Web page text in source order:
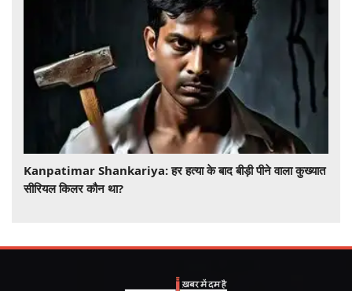
​​​​​​​Kanpatimar Shankariya: हर हत्या के बाद बीड़ी पीने वाला कुख्यात
सीरियल किलर कौन था?